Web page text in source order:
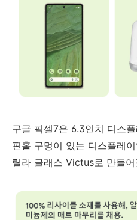
구글 픽셀7은 6.3인치 디스
핀홀 구멍이 있는 디스플레
릴라 글래스 Victus로 만들